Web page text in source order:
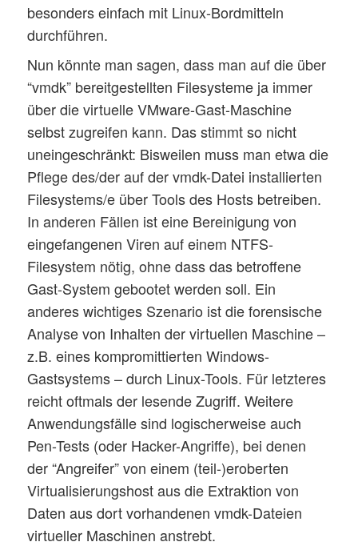
besonders einfach mit Linux-Bordmitteln
durchführen.
Nun könnte man sagen, dass man auf die über
“vmdk” bereitgestellten Filesysteme ja immer
über die virtuelle VMware-Gast-Maschine
selbst zugreifen kann. Das stimmt so nicht
uneingeschränkt: Bisweilen muss man etwa die
Pflege des/der auf der vmdk-Datei installierten
Filesystems/e über Tools des Hosts betreiben.
In anderen Fällen ist eine Bereinigung von
eingefangenen Viren auf einem NTFS-
Filesystem nötig, ohne dass das betroffene
Gast-System gebootet werden soll. Ein
anderes wichtiges Szenario ist die forensische
Analyse von Inhalten der virtuellen Maschine –
z.B. eines kompromittierten Windows-
Gastsystems – durch Linux-Tools. Für letzteres
reicht oftmals der lesende Zugriff. Weitere
Anwendungsfälle sind logischerweise auch
Pen-Tests (oder Hacker-Angriffe), bei denen
der “Angreifer” von einem (teil-)eroberten
Virtualisierungshost aus die Extraktion von
Daten aus dort vorhandenen vmdk-Dateien
virtueller Maschinen anstrebt.